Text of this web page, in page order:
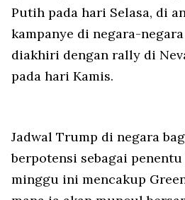
Putih pada hari Selasa, di
kampanye di negara-
diakhiri dengan rally di
pada hari Kamis.
Jadwal Trump di negara
berpotensi sebagai penentu
minggu ini mencakup